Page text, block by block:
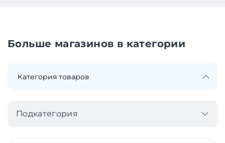
Больше магазинов в категории
Подкатегория